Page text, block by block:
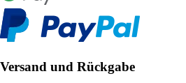
Versand und Rückgabe